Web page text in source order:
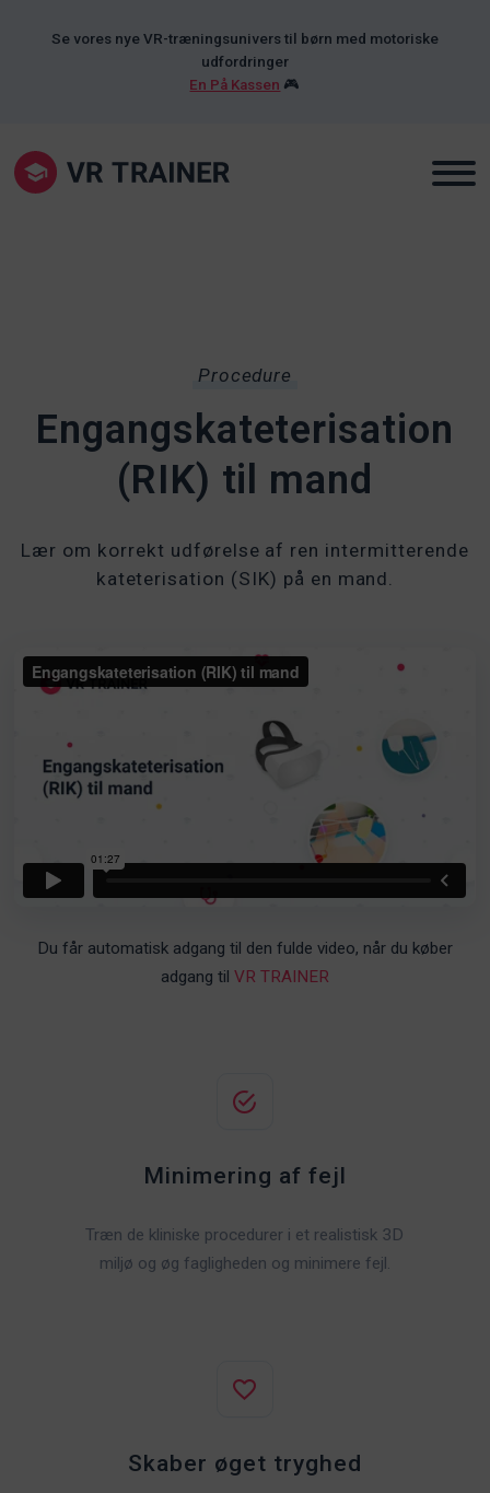
Se vores nye VR-træningsunivers til børn med motoriske
udfordringer
En På Kassen 🎮
Procedure
Engangskateterisation
(RIK) til mand
Lær om korrekt udførelse af ren intermitterende
kateterisation (SIK) på en mand.
Du får automatisk adgang til den fulde video, når du køber
adgang til VR TRAINER
Minimering af fejl
Træn de kliniske procedurer i et realistisk 3D
miljø og øg fagligheden og minimere fejl.
Skaber øget tryghed